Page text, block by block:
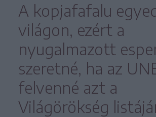
A kopjafafalu
világon, ezért a
nyugalmazott
szeretné, ha az
felvenné azt a
Világörökség